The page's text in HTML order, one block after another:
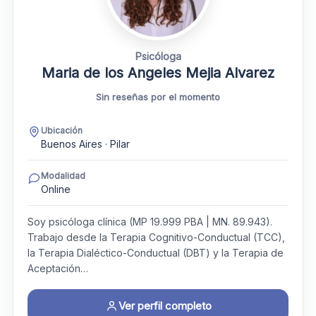
Psicóloga
Maria de los Angeles Mejia Alvarez
Sin reseñas por el momento
Ubicación
Buenos Aires · Pilar
Modalidad
Online
Soy psicóloga clínica (MP 19.999 PBA | MN. 89.943).
Trabajo desde la Terapia Cognitivo-Conductual (TCC),
la Terapia Dialéctico-Conductual (DBT) y la Terapia de
Aceptación…
Ver perfil completo